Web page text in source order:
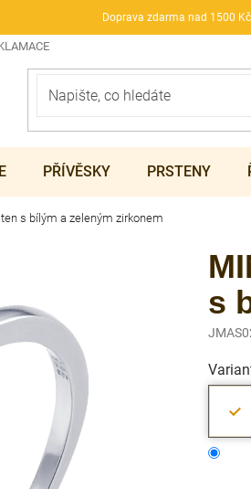
Doprava zdarma nad 1500 Kč
PŘÍVĚSKY PRSTENY
s bílým a zeleným zirkonem
s